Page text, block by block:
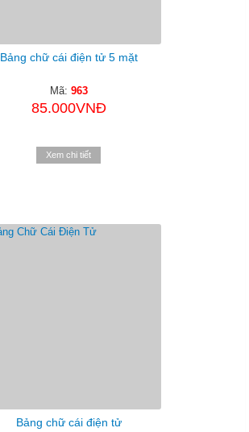
Bảng chữ cái điện tử 5 mặt
Mã: 963
85.000VNĐ
Xem chi tiết
Bảng chữ cái điện tử